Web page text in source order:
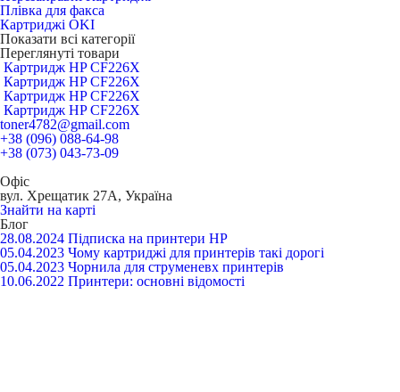
Плівка для факса
Картриджі OKI
Показати всі категорії
Переглянуті товари
Картридж HP CF226X
Картридж HP CF226X
Картридж HP CF226X
Картридж HP CF226X
toner4782@gmail.com
+38 (096) 088-64-98
+38 (073) 043-73-09
Офіс
вул. Хрещатик 27А, Україна
Знайти на карті
Блог
28.08.2024 Підписка на принтери HP
05.04.2023 Чому картриджі для принтерів такі дорогі
05.04.2023 Чорнила для струменевх принтерів
10.06.2022 Принтери: основні відомості